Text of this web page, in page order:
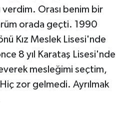
verdim. Orası benim bir
orada geçti. 1990
Kız Meslek Lisesi'nde
8 yıl Karataş Lisesi'nde
mesleğimi seçtim,
zor gelmedi. Ayrılmak